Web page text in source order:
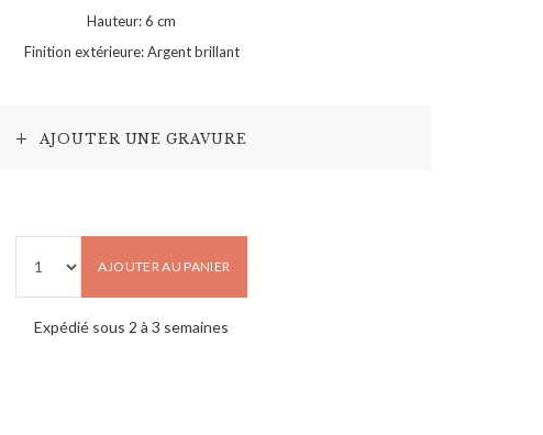
Hauteur: 6 cm
Finition extérieure: Argent brillant
AJOUTER UNE GRAVURE
AJOUTER AU PANIER
Expédié sous 2 à 3 semaines